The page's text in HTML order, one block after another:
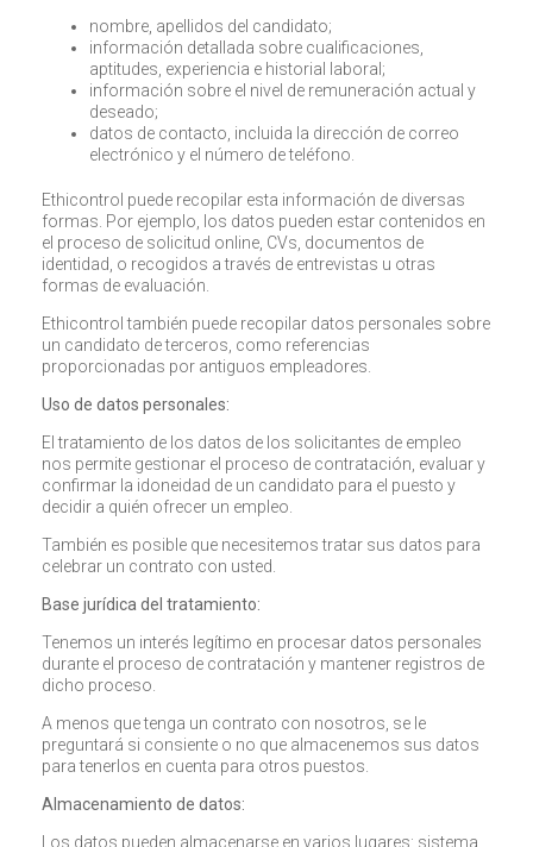
nombre, apellidos del candidato;
información detallada sobre cualificaciones,
aptitudes, experiencia e historial laboral;
información sobre el nivel de remuneración actual y
deseado;
datos de contacto, incluida la dirección de correo
electrónico y el número de teléfono.
Ethicontrol puede recopilar esta información de diversas
formas. Por ejemplo, los datos pueden estar contenidos en
el proceso de solicitud online, CVs, documentos de
identidad, o recogidos a través de entrevistas u otras
formas de evaluación.
Ethicontrol también puede recopilar datos personales sobre
un candidato de terceros, como referencias
proporcionadas por antiguos empleadores.
Uso de datos personales:
El tratamiento de los datos de los solicitantes de empleo
nos permite gestionar el proceso de contratación, evaluar y
confirmar la idoneidad de un candidato para el puesto y
decidir a quién ofrecer un empleo.
También es posible que necesitemos tratar sus datos para
celebrar un contrato con usted.
Base jurídica del tratamiento:
Tenemos un interés legítimo en procesar datos personales
durante el proceso de contratación y mantener registros de
dicho proceso.
A menos que tenga un contrato con nosotros, se le
preguntará si consiente o no que almacenemos sus datos
para tenerlos en cuenta para otros puestos.
Almacenamiento de datos:
Los datos pueden almacenarse en varios lugares: sistema